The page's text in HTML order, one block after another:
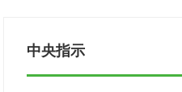
中央指示